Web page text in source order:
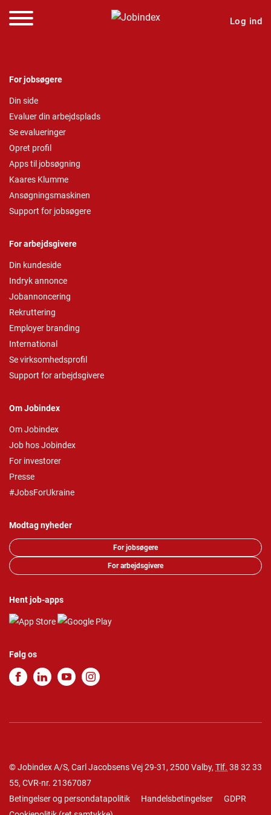
Log ind
For jobsøgere
Din side
Evaluer din arbejdsplads
Se evalueringer
Opret profil
Apps til jobsøgning
Kaares Klumme
Ansøgningsmaskinen
Support for jobsøgere
For arbejdsgivere
Din kundeside
Indryk annonce
Jobannoncering
Rekruttering
Employer branding
International
Se virksomhedsprofil
Support for arbejdsgivere
Om Jobindex
Om Jobindex
Job hos Jobindex
For investorer
Presse
#JobsForUkraine
Modtag nyheder
For jobsøgere
For arbejdsgivere
Hent job-apps
Følg os
© Jobindex A/S, Carl Jacobsens Vej 29-31, 2500 Valby, Tlf. 38 32 33
55, CVR-nr. 21367087
Betingelser og persondatapolitik
Handelsbetingelser
GDPR